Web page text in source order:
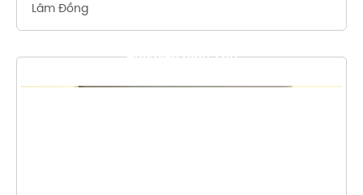
Lâm Đồng
THƯ VIỆN HÌNH ẢNH